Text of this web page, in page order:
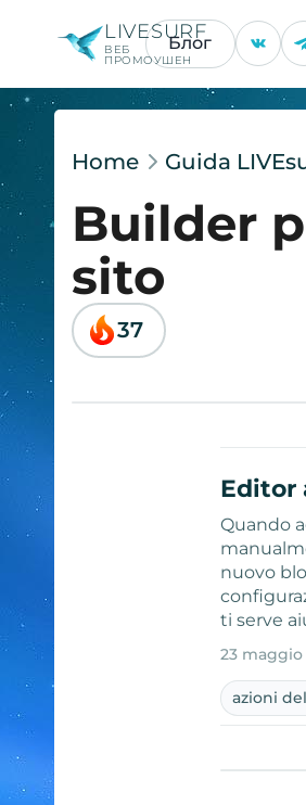
LIVESURF
ВЕБ
ПРОМОУШЕН
Блог
Home Guida
Builder
sito
37
Editor
Quando
nuovo
ti serve
23 maggio
azioni